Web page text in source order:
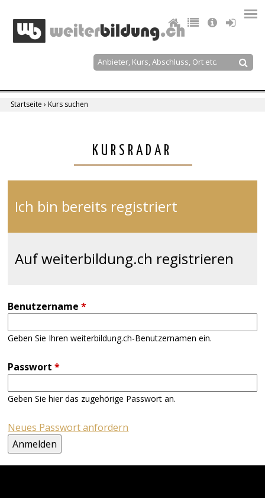
navigation
Suche
Startseite › Kurs suchen
KURSRADAR
Ich bin bereits registriert
Auf weiterbildung.ch registrieren
Benutzername*
Geben Sie Ihren weiterbildung.ch-Benutzernamen ein.
Passwort*
Geben Sie hier das zugehörige Passwort an.
Neues Passwort anfordern